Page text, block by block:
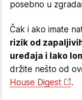
posebno u
Čak i ako imate
rizik od
uređaja i lako
držite nešto od
House Digest
.